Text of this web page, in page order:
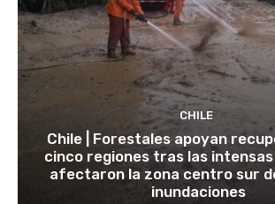
CHILE
Chile | Forestales apoyan
cinco regiones tras las
afectaron la zona centro sur
inundaciones